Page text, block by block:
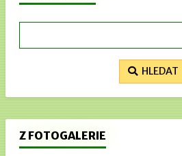
HLEDAT
Z FOTOGALERIE